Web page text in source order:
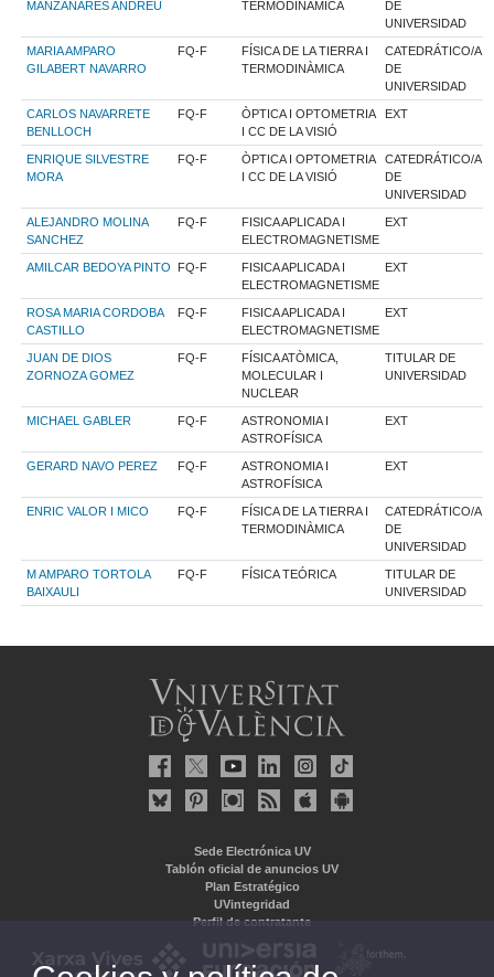
MANZANARES ANDREU
TERMODINÀMICA
DE
UNIVERSIDAD
MARIA AMPARO
GILABERT NAVARRO
FQ-F
FÍSICA DE LA TIERRA I
TERMODINÀMICA
CATEDRÁTICO/A
DE
UNIVERSIDAD
CARLOS NAVARRETE
BENLLOCH
FQ-F
ÒPTICA I OPTOMETRIA
I CC DE LA VISIÓ
EXT
ENRIQUE SILVESTRE
MORA
FQ-F
ÒPTICA I OPTOMETRIA
I CC DE LA VISIÓ
CATEDRÁTICO/A
DE
UNIVERSIDAD
ALEJANDRO MOLINA
SANCHEZ
FQ-F
FISICA APLICADA I
ELECTROMAGNETISME
EXT
AMILCAR BEDOYA PINTO FQ-F
FISICA APLICADA I
ELECTROMAGNETISME
EXT
ROSA MARIA CORDOBA
CASTILLO
FQ-F
FISICA APLICADA I
ELECTROMAGNETISME
EXT
JUAN DE DIOS
ZORNOZA GOMEZ
FQ-F
FÍSICA ATÒMICA,
MOLECULAR I
NUCLEAR
TITULAR DE
UNIVERSIDAD
MICHAEL GABLER FQ-F
ASTRONOMIA I
ASTROFÍSICA
EXT
GERARD NAVO PEREZ FQ-F
ASTRONOMIA I
ASTROFÍSICA
EXT
ENRIC VALOR I MICO FQ-F
FÍSICA DE LA TIERRA I
TERMODINÀMICA
CATEDRÁTICO/A
DE
UNIVERSIDAD
M AMPARO TORTOLA
BAIXAULI
FQ-F FÍSICA TEÓRICA
TITULAR DE
UNIVERSIDAD
Sede Electrónica UV
Tablón oficial de anuncios UV
Plan Estratégico
UVintegridad
Perfil de contratante